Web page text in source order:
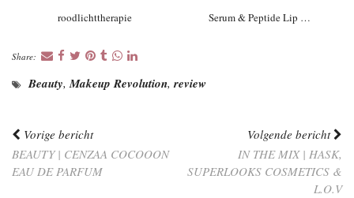
roodlichttherapie Serum & Peptide Lip …
Share:
Beauty,Makeup Revolution,review
Vorige bericht
BEAUTY | CENZAA COCOOON
EAU DE PARFUM
Volgende bericht
IN THE MIX | HASK,
SUPERLOOKS COSMETICS &
L.O.V